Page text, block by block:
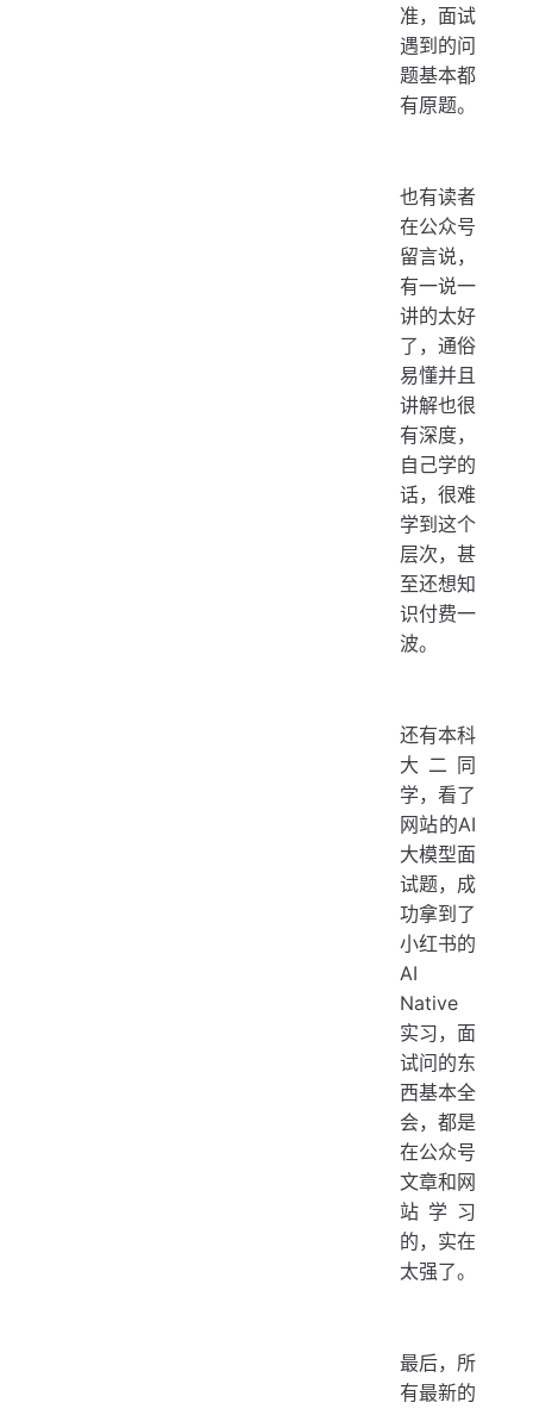
准，面试
遇到的问
题基本都
有原题。
也有读者
在公众号
留言说，
有一说一
讲的太好
了，通俗
易懂并且
讲解也很
有深度，
自己学的
话，很难
学到这个
层次，甚
至还想知
识付费一
波。
还有本科
大二同
学，看了
网站的AI
大模型面
试题，成
功拿到了
小红书的
AI
Native
实习，面
试问的东
西基本全
会，都是
在公众号
文章和网
站学习
的，实在
太强了。
最后，所
有最新的